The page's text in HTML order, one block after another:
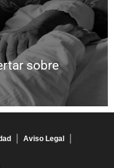
sobre
Aviso Legal